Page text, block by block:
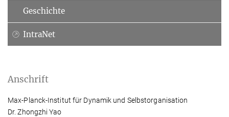
Geschichte
IntraNet
Anschrift
Max-Planck-Institut für Dynamik und Selbstorganisation
Dr. Zhongzhi Yao